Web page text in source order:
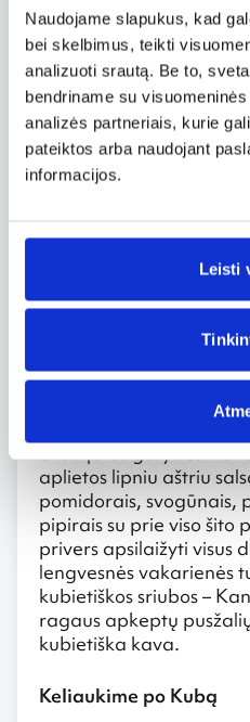
Naudojame slapukus, kad
bei skelbimus, teikti
analizuoti srautą. Be to,
bendriname su
analizės partneriais, kurie
pateiktos arba naudojant
informacijos.
Leisti
Apžiūrėkite pasakiškus
Kubą skalaujančių
plaukdami
jachtomis. Šiuos
kiekvienoje Kubos
platus. Koralų rifus
ir iš arčiau, jeigu ryšitės
visą Karibų jūros
medūzos. Nepraleiskite
didžiausiais Karibų
Jūsų delfinariumų
Atostogos Kuboje yra
aplietos lipniu aštriu
pomidorais, svogūnais,
pipirais su prie viso šito
privers apsilaižyti visus
lengvesnės vakarienės
kubietiškos sriubos –
ragaus apkeptų
kubietiška kava.
Keliaukime po Kubą